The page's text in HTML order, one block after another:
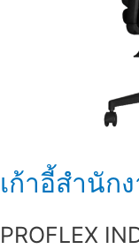
เก้าอี้สำนัก
PROFLEX